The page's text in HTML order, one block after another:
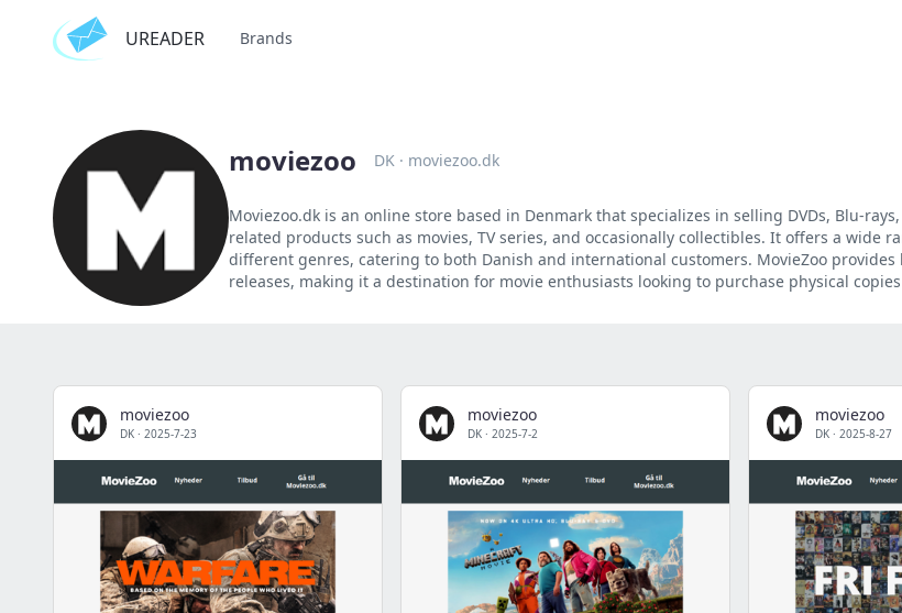
UREADER Brands
moviezoo DK · moviezoo.dk
Moviezoo.dk is an online store based in Denmark that specializes in selling DVDs, Blu-
related products such as movies, TV series, and occasionally collectibles. It offers a wide
different genres, catering to both Danish and international customers. MovieZoo provides
releases, making it a destination for movie enthusiasts looking to purchase physical
moviezoo
DK · 2025-7-23
moviezoo
DK · 2025-7-2
moviezoo
DK · 2025-8-27